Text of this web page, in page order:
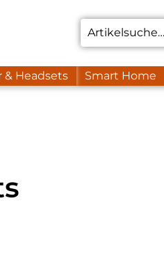
& Headsets Smart Home